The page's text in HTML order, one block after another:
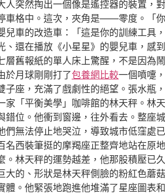
突然掏出一個像是遙控器的裝置，
車格中。這次，夾角是——零度。「
車的改造車：「這是你的訓練工具
還在播放《小星星》的嬰兒車，感
舊報紙的單人床上驚醒，不是因為
於月球剛剛打了包養網比較一個噴嚏
座，充滿了戲劇性的絕望。張水瓶
「平衡美學」咖啡館的林天秤。林
位。他衝到窗邊，往外看去。整座
無法停止地哭泣，導致城市低窪處
西裝筆挺的摩羯座正整齊地站在原
林天秤的運勢越差，他那股積壓已
的、形狀是林天秤側臉的粉紅色蘑
。他緊張地跑進他堆滿了星座圖表